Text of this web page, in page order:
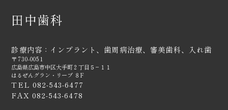
田中歯科
診療内容：インプラント、歯周病治療、審美歯科、入れ歯
〒730-0051
広島県広島市中区大手町２丁目５−１１
はるぜんグラン・リーブ ８F
TEL 082-543-6477
FAX 082-543-6478